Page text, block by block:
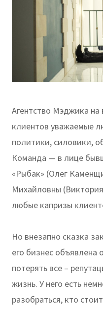
Агентство Мэджика на
клиентов уважаемые
политики, силовики,
Команда — в лице
«Рыбак» (Олег
Михайловны
любые капризы
Но внезапно сказка
его бизнес
потерять все –
жизнь. У него есть
разобраться, кто